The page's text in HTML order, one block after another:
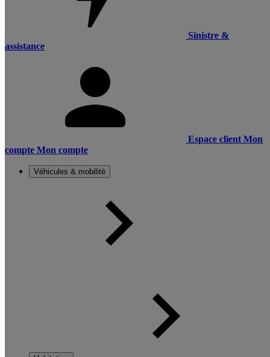
Sinistre &
assistance
Espace client Mon
compte Mon compte
Véhicules & mobilité